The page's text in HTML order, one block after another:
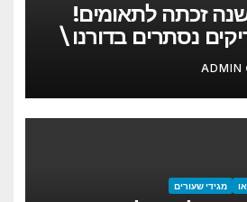
13 שנה זכתה לתאומים!
נסתרים בדורנו \
זצ"לADMIN
מגידי שעורים